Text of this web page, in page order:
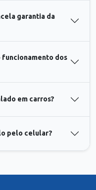
garantia da
dos
em carros?
pelo celular?